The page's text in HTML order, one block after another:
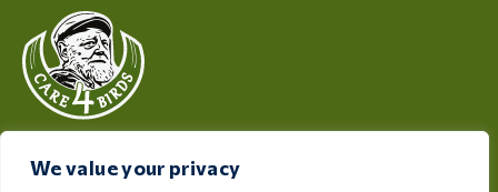
We value your privacy
4 Birds oferece produtos de alta qualidade concebidos